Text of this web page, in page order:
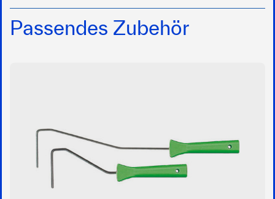
Passendes Zubehör